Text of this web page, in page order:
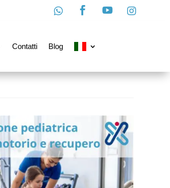
   
Contatti Blog